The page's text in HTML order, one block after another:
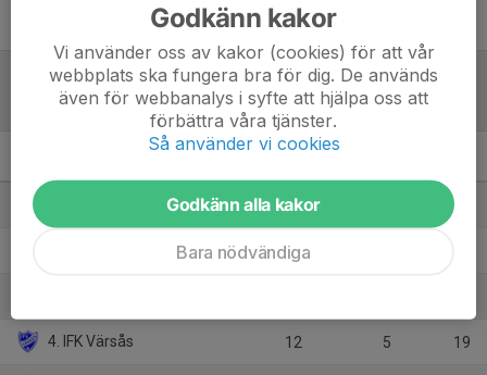
Tabell
1. BK Trix/Mölltorp-Brevik 12 31
12
4. IFK Värsås 12 5 19
Godkänn kakor
Vi använder oss av kakor (cookies) för att vår
webbplats ska fungera bra för dig. De används
även för webbanalys i syfte att hjälpa oss att
förbättra våra tjänster.
Så använder vi cookies
Godkänn alla kakor
Bara nödvändiga